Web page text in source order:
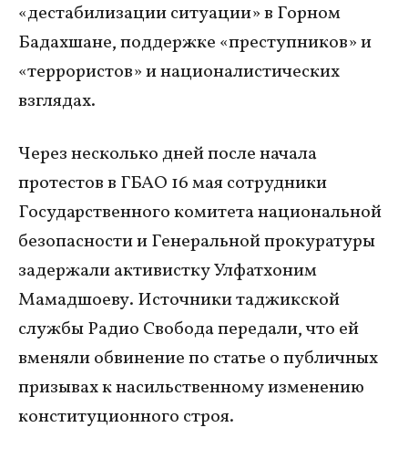
«дестабилизации ситуации» в Горном
Бадахшане, поддержке «преступников» и
«террористов» и националистических
взглядах.
Через несколько дней после начала
протестов в ГБАО 16 мая сотрудники
Государственного комитета национальной
безопасности и Генеральной прокуратуры
задержали активистку Улфатхоним
Мамадшоеву. Источники таджикской
службы Радио Свобода передали, что ей
вменяли обвинение по статье о публичных
призывах к насильственному изменению
конституционного строя.